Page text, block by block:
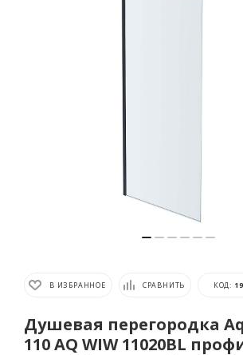
В ИЗБРАННОЕ СРАВНИТЬ КОД:
Душевая перегородка
110 AQ WIW 11020BL